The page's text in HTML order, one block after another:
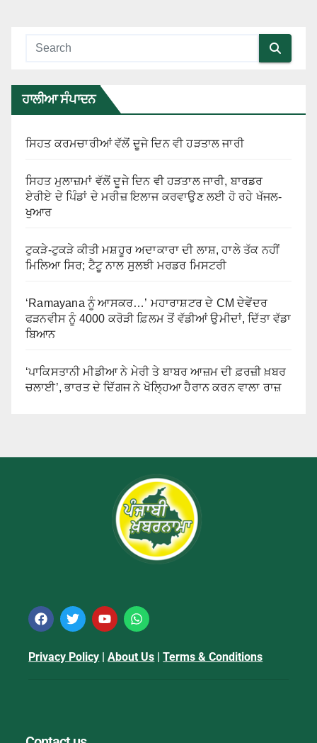
ਹਾਲੀਆ ਸੰਪਾਦਨ
ਸਿਹਤ ਕਰਮਚਾਰੀਆਂ ਵੱਲੋਂ ਦੂਜੇ ਦਿਨ ਵੀ ਹੜਤਾਲ ਜਾਰੀ
ਸਿਹਤ ਮੁਲਾਜ਼ਮਾਂ ਵੱਲੋਂ ਦੂਜੇ ਦਿਨ ਵੀ ਹੜਤਾਲ ਜਾਰੀ, ਬਾਰਡਰ
ਏਰੀਏ ਦੇ ਪਿੰਡਾਂ ਦੇ ਮਰੀਜ਼ ਇਲਾਜ ਕਰਵਾਉਣ ਲਈ ਹੋ ਰਹੇ ਖੱਜਲ-
ਖੁਆਰ
ਟੁਕੜੇ-ਟੁਕੜੇ ਕੀਤੀ ਮਸ਼ਹੂਰ ਅਦਾਕਾਰਾ ਦੀ ਲਾਸ਼, ਹਾਲੇ ਤੱਕ ਨਹੀਂ
ਮਿਲਿਆ ਸਿਰ; ਟੈਟੂ ਨਾਲ ਸੁਲਝੀ ਮਰਡਰ ਮਿਸਟਰੀ
‘Ramayana ਨੂੰ ਆਸਕਰ…’ ਮਹਾਰਾਸ਼ਟਰ ਦੇ CM ਦੇਵੇਂਦਰ
ਫੜਨਵੀਸ ਨੂੰ 4000 ਕਰੋੜੀ ਫ਼ਿਲਮ ਤੋਂ ਵੱਡੀਆਂ ਉਮੀਦਾਂ, ਦਿੱਤਾ ਵੱਡਾ
ਬਿਆਨ
‘ਪਾਕਿਸਤਾਨੀ ਮੀਡੀਆ ਨੇ ਮੇਰੀ ਤੇ ਬਾਬਰ ਆਜ਼ਮ ਦੀ ਫ਼ਰਜ਼ੀ ਖ਼ਬਰ
ਚਲਾਈ’, ਭਾਰਤ ਦੇ ਦਿੱਗਜ ਨੇ ਖੋਲ੍ਹਿਆ ਹੈਰਾਨ ਕਰਨ ਵਾਲਾ ਰਾਜ਼
Privacy Policy |About Us |Terms & Conditions